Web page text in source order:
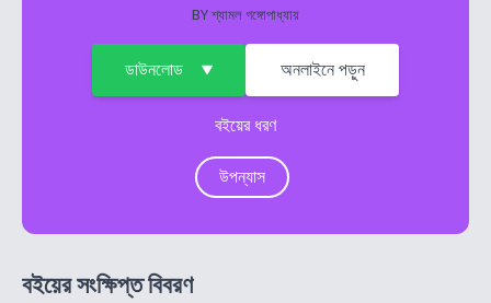
BYশ্যামল গঙ্গোপাধ্যায়
ডাউনলোড অনলাইনে পড়ুন
বইয়ের ধরণ
উপন্যাস
বইয়ের সংক্ষিপ্ত বিবরণ